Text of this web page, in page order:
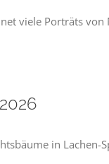
viele Porträts
in